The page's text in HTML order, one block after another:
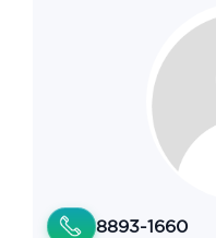
8893-1660